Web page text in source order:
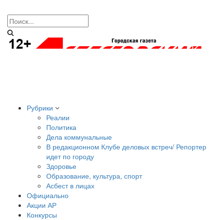
Рубрики
Реалии
Политика
Дела коммунальные
В редакционном Клубе деловых встреч/ Репортер
идет по городу
Здоровье
Образование, культура, спорт
Асбест в лицах
Официально
Акции АР
Конкурсы